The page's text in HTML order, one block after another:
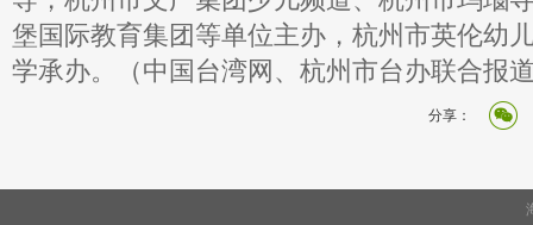
堡国际教育集团等单位主办，杭州市英伦幼
学承办。（中国台湾网、杭州市台办联合报
分享：